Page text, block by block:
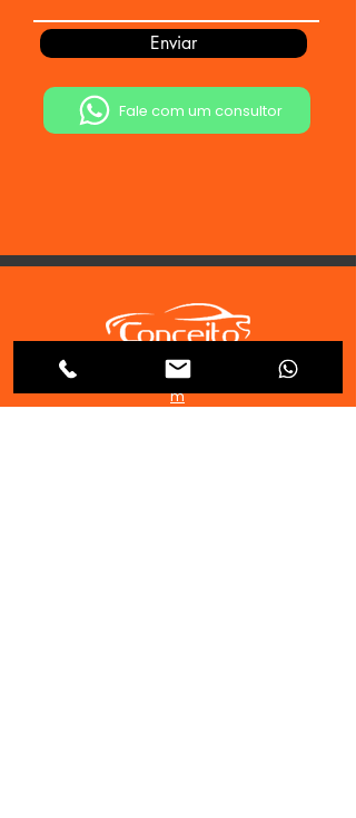
Enviar
Fale com um consultor
conceitoautomoveiscascavel@gmail.co
m